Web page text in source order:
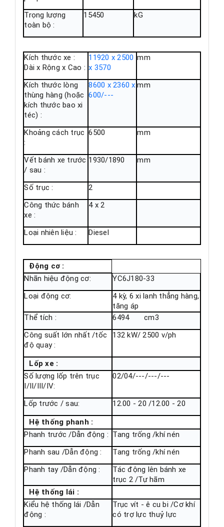
Trọng lượng
toàn bộ :
15450 kG
Kích thước xe :
Dài x Rộng x Cao :
11920 x 2500
x 3570
mm
Kích thước lòng
thùng hàng (hoặc
kích thước bao xi
téc) :
8600 x 2360 x
600/---
mm
Khoảng cách trục
:
6500 mm
Vết bánh xe trước
/ sau :
1930/1890 mm
Số trục :
2
Công thức bánh
xe :
4 x 2
Loại nhiên liệu : Diesel
Động cơ :
Nhãn hiệu động cơ:
YC6J180-33
Loại động cơ:
4 kỳ, 6 xi lanh thẳng hàng,
tăng áp
Thể tích :
6494 cm3
Công suất lớn nhất /tốc
độ quay :
132 kW/ 2500 v/ph
Lốp xe :
Số lượng lốp trên trục
I/II/III/IV:
02/04/---/---/---
Lốp trước / sau: 12.00 - 20 /12.00 - 20
Hệ thống phanh :
Phanh trước /Dẫn động : Tang trống /khí nén
Phanh sau /Dẫn động :
Tang trống /khí nén
Phanh tay /Dẫn động :
Tác động lên bánh xe
trục 2 /Tự hãm
Hệ thống lái :
Kiểu hệ thống lái /Dẫn
động :
Trục vít - ê cu bi /Cơ khí
có trợ lực thuỷ lực